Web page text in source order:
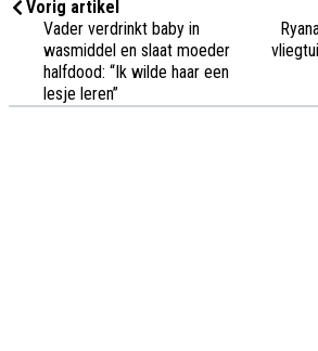
Vorig artikel
Vader verdrinkt baby in
wasmiddel en slaat moeder
halfdood: “Ik wilde haar een
lesje leren”